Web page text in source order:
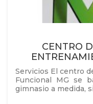
CENTRO
Servicios El centro
Funcional MG se
gimnasio a medida,